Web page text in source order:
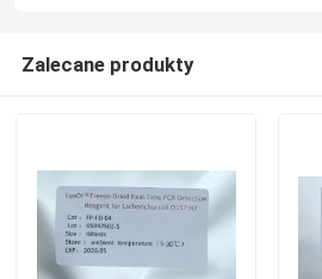
PCR wirusa opryszczki
Test oddechowy PCR
Zalecane produkty